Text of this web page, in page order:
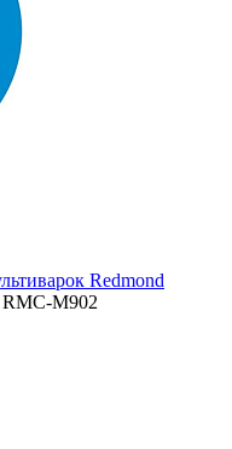
Redmond
RMC-M902